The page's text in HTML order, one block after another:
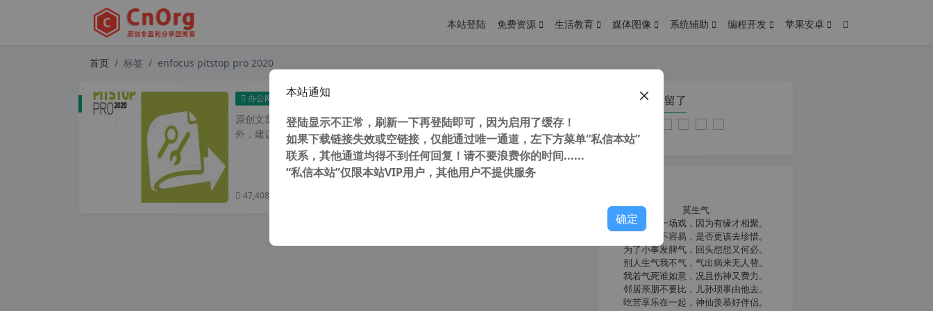
本站登陆 免费资源 生活教育 媒体图像 系统辅助 编程开发 苹果安卓
首页 标签 enfocus pitstop pro 2020
办公网络 PDF一键转曲插件 Enfocus PitStop Pro 2020 v20.0.1122552 中文破解版(附激活文件+安装教程)
原创文章，转载请注明： 转载自 cnorg.12hp.de 注意： 由于网站空间位于国
外，建议避开晚上的访问高...
47,408 次浏览
您在本页停留了
莫生气
人生就像一场戏，因为有缘才相聚。
相扶到老不容易，是否更该去珍惜。
为了小事发脾气，回头想想又何必。
别人生气我不气，气出病来无人替。
我若气死谁如意，况且伤神又费力。
邻居亲朋不要比，儿孙琐事由他去。
吃苦享乐在一起，神仙羡慕好伴侣。
本站通知
登陆显示不正常，刷新一下再登陆即可，因为启用了缓存！
如果下载链接失效或空链接，仅能通过唯一通道，左下方菜单“私信本站”
联系，其他通道均得不到任何回复！请不要浪费你的时间......
“私信本站”仅限本站VIP用户，其他用户不提供服务
确定